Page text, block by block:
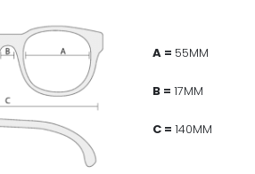
A = 55MM
B = 17MM
C = 140MM